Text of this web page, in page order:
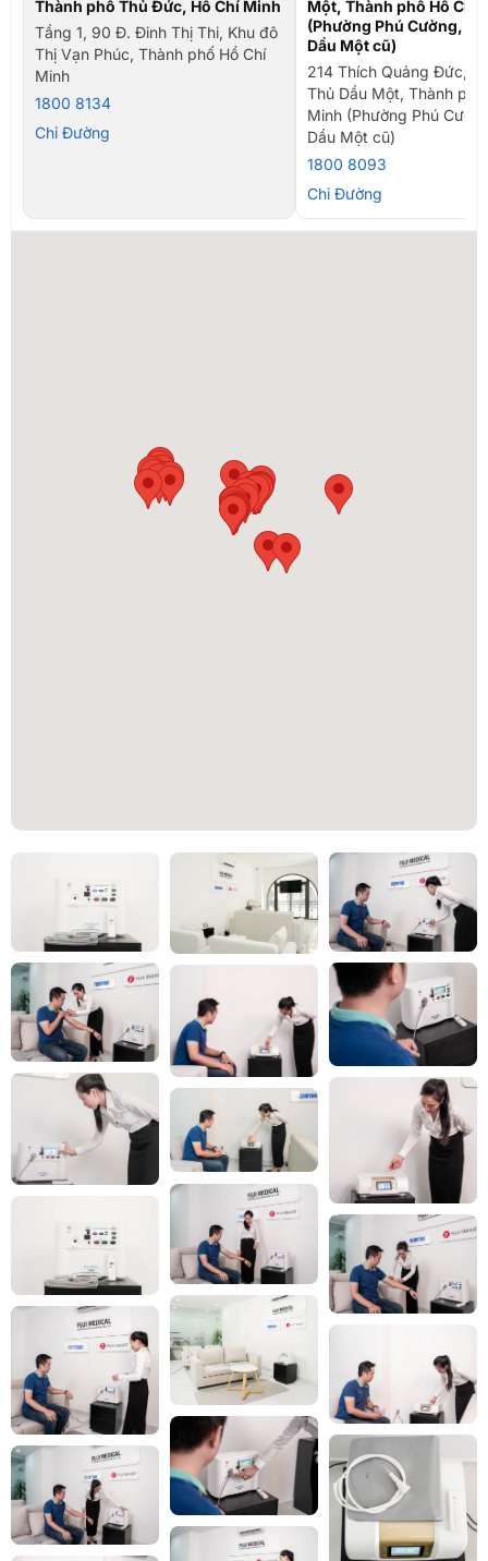
Thành phố Thủ Đức, Hồ Chí Minh
Tầng 1, 90 Đ. Đinh Thị Thi, Khu đô
Thị Vạn Phúc, Thành phố Hồ Chí
Minh
1800 8134
Chỉ Đường
Một, Thành phố Hồ Chí
(Phường Phú Cường,
Dầu Một cũ)
214 Thích Quảng Đức,
Thủ Dầu Một, Thành phố
Minh (Phường Phú
Dầu Một cũ)
1800 8093
Chỉ Đường